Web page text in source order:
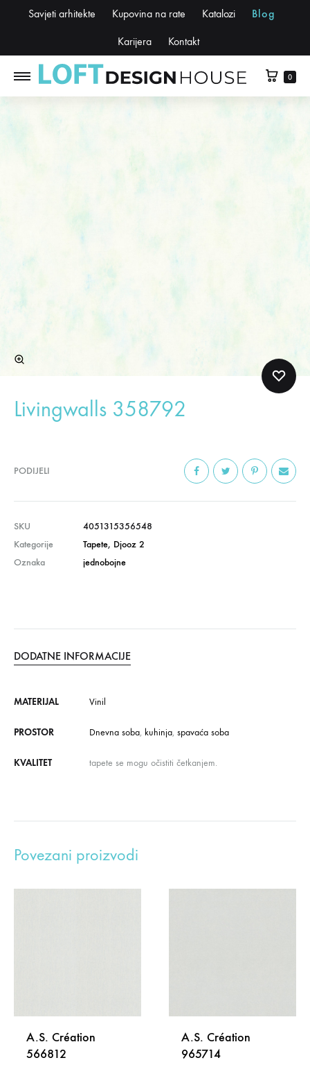
Savjeti arhitekte Kupovina na rate Katalozi Blog
Karijera Kontakt
0
Livingwalls 358792
PODIJELI
SKU
4051315356548
Kategorije
Tapete, Djooz 2
Oznaka
jednobojne
DODATNE INFORMACIJE
MATERIJAL Vinil
PROSTOR Dnevna soba, kuhinja, spavaća soba
KVALITET tapete se mogu očistiti četkanjem.
Povezani proizvodi
A.S. Création
566812
A.S. Création
965714